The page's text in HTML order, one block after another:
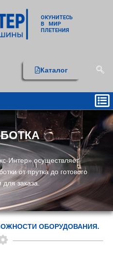
ОКУНИТЕСЬ
В МИР
ПЛЕТЕНИЯ
Каталог
Интер» осуществляет
от прутка до готового
для заказа.
ОБОРУДОВАНИЯ.